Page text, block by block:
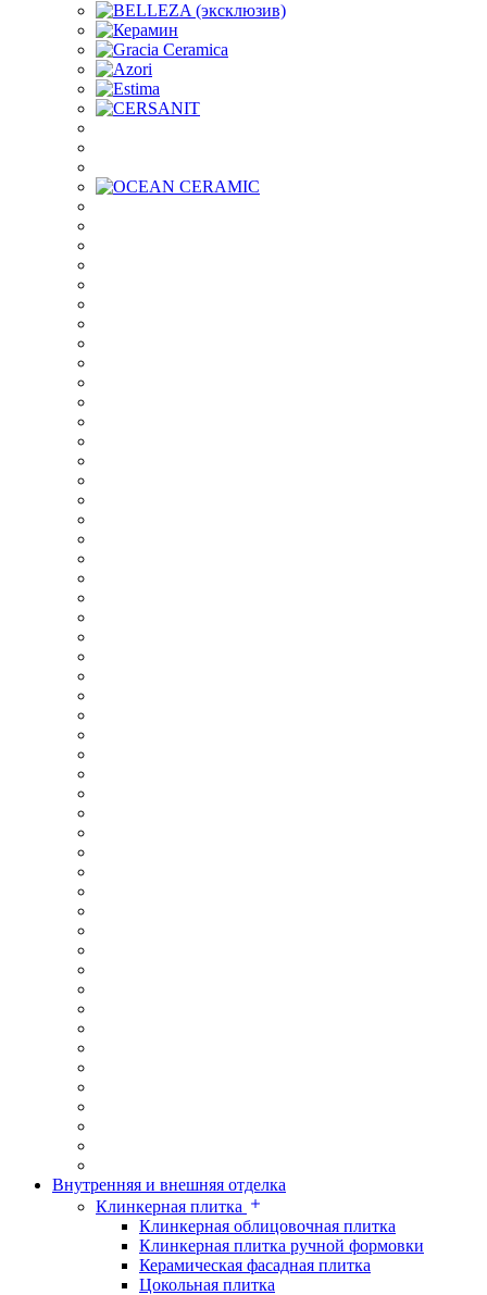
Внутренняя и внешняя отделка
Клинкерная плитка
Клинкерная облицовочная плитка
Клинкерная плитка ручной формовки
Керамическая фасадная плитка
Цокольная плитка